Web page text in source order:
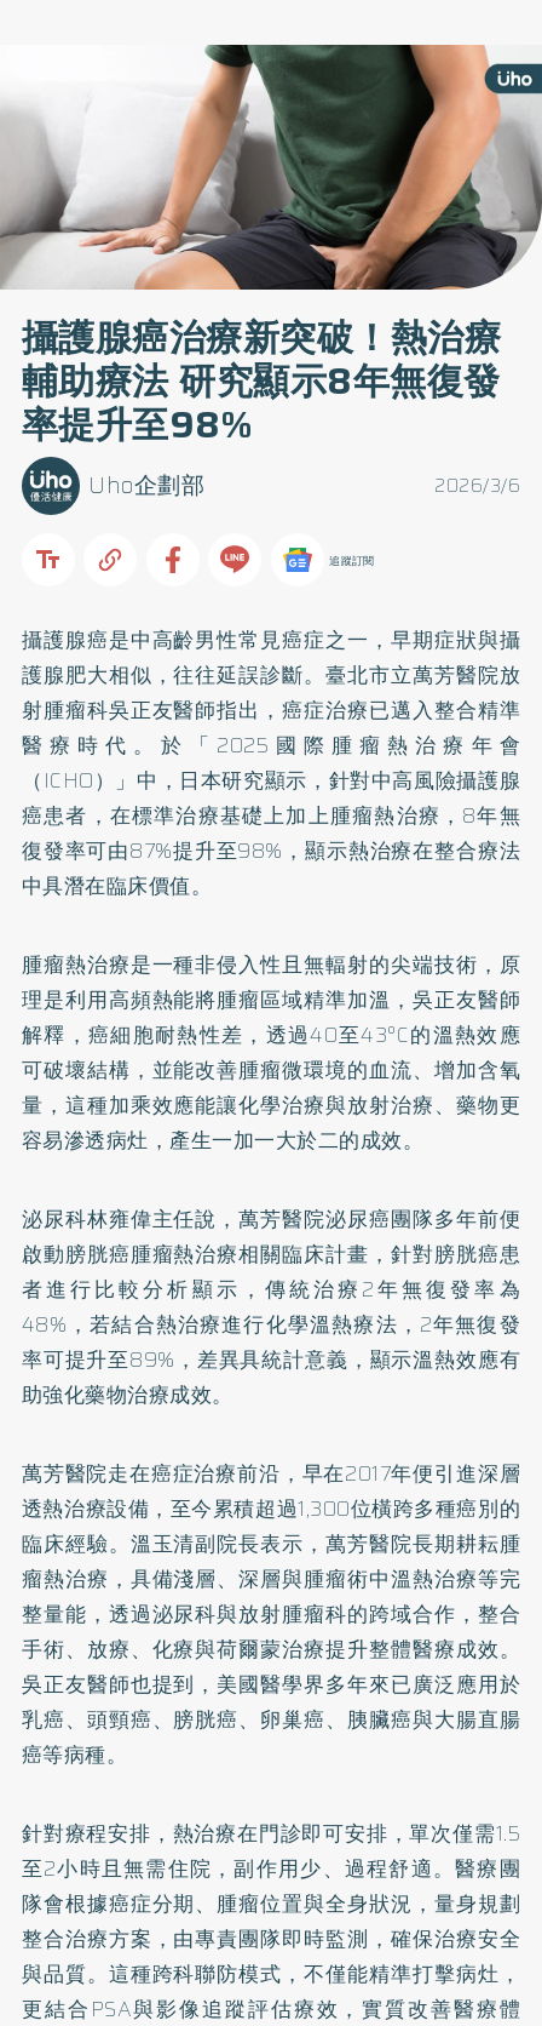
攝護腺癌治療新突破！熱治療
輔助療法 研究顯示8年無復發
率提升至98%
2026/3/6
Uho企劃部
追蹤訂閱
攝護腺癌是中高齡男性常見癌症之一，早期症狀與攝
護腺肥大相似，往往延誤診斷。臺北市立萬芳醫院放
射腫瘤科吳正友醫師指出，癌症治療已邁入整合精準
醫療時代。於「2025國際腫瘤熱治療年會
（ICHO）」中，日本研究顯示，針對中高風險攝護腺
癌患者，在標準治療基礎上加上腫瘤熱治療，8年無
復發率可由87%提升至98%，顯示熱治療在整合療法
中具潛在臨床價值。
腫瘤熱治療是一種非侵入性且無輻射的尖端技術，原
理是利用高頻熱能將腫瘤區域精準加溫，吳正友醫師
解釋，癌細胞耐熱性差，透過40至43°C的溫熱效應
可破壞結構，並能改善腫瘤微環境的血流、增加含氧
量，這種加乘效應能讓化學治療與放射治療、藥物更
容易滲透病灶，產生一加一大於二的成效。
泌尿科林雍偉主任說，萬芳醫院泌尿癌團隊多年前便
啟動膀胱癌腫瘤熱治療相關臨床計畫，針對膀胱癌患
者進行比較分析顯示，傳統治療2年無復發率為
48%，若結合熱治療進行化學溫熱療法，2年無復發
率可提升至89%，差異具統計意義，顯示溫熱效應有
助強化藥物治療成效。
萬芳醫院走在癌症治療前沿，早在2017年便引進深層
透熱治療設備，至今累積超過1,300位橫跨多種癌別的
臨床經驗。溫玉清副院長表示，萬芳醫院長期耕耘腫
瘤熱治療，具備淺層、深層與腫瘤術中溫熱治療等完
整量能，透過泌尿科與放射腫瘤科的跨域合作，整合
手術、放療、化療與荷爾蒙治療提升整體醫療成效。
吳正友醫師也提到，美國醫學界多年來已廣泛應用於
乳癌、頭頸癌、膀胱癌、卵巢癌、胰臟癌與大腸直腸
癌等病種。
針對療程安排，熱治療在門診即可安排，單次僅需1.5
至2小時且無需住院，副作用少、過程舒適。醫療團
隊會根據癌症分期、腫瘤位置與全身狀況，量身規劃
整合治療方案，由專責團隊即時監測，確保治療安全
與品質。這種跨科聯防模式，不僅能精準打擊病灶，
更結合PSA與影像追蹤評估療效，實質改善醫療體